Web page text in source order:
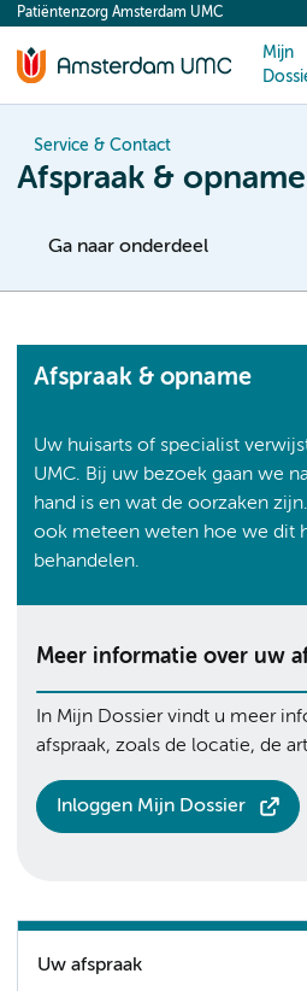
content
Patiëntenzorg Amsterdam UMC
Mijn
Service & Contact
Afspraak & opname
Ga naar onderdeel
Afspraak & opname
Uw huisarts of specialist
UMC. Bij uw bezoek gaan we
hand is en wat de oorzaken
ook meteen weten hoe we dit
behandelen.
Meer informatie over uw
In Mijn Dossier vindt u meer
afspraak, zoals de locatie, de
Inloggen Mijn Dossier
Uw afspraak